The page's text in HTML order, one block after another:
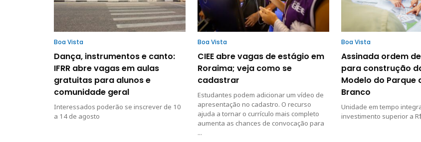
Boa Vista
Dança, instrumentos e canto:
IFRR abre vagas em aulas
gratuitas para alunos e
comunidade geral
Interessados poderão se inscrever de 10
a 14 de agosto
Boa Vista
CIEE abre vagas de estágio em
Roraima; veja como se
cadastrar
Estudantes podem adicionar um vídeo de
apresentação no cadastro. O recurso
ajuda a tornar o currículo mais completo
aumenta as chances de convocação para
...
Boa Vista
Assinada ordem
para construção
Modelo do Parque
Branco
Unidade em tempo
investimento superior a